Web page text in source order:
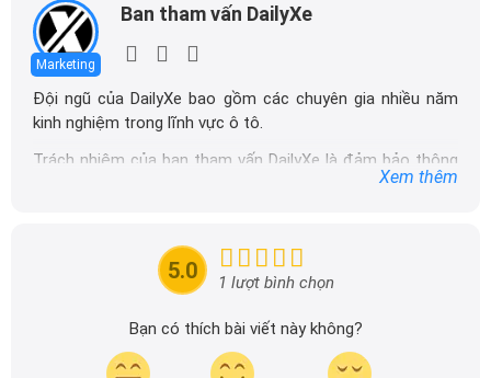
Marketing
Ban tham vấn DailyXe
Đội ngũ của DailyXe bao gồm các chuyên gia nhiều năm
kinh nghiệm trong lĩnh vực ô tô.
Trách nhiệm của ban tham vấn DailyXe là đảm bảo thông
tin chính xác được đăng tải trên dailyxe.com.vn, thường
tin nhanh chóng và dễ dàng hơn.
Xem thêm
5.0 1 lượt bình chọn
Bạn có thích bài viết này không?